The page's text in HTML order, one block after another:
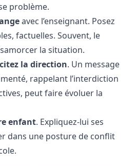
problème.
avec l’enseignant. Posez
factuelles. Souvent, le
la situation.
la direction. Un message
rappelant l’interdiction
peut faire évoluer la
enfant. Expliquez-lui ses
dans une posture de conflit